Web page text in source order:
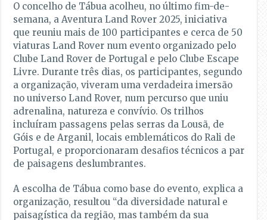
O concelho de Tábua acolheu, no último fim-de-
semana, a Aventura Land Rover 2025, iniciativa
que reuniu mais de 100 participantes e cerca de 50
viaturas Land Rover num evento organizado pelo
Clube Land Rover de Portugal e pelo Clube Escape
Livre. Durante três dias, os participantes, segundo
a organização, viveram uma verdadeira imersão
no universo Land Rover, num percurso que uniu
adrenalina, natureza e convívio. Os trilhos
incluíram passagens pelas serras da Lousã, de
Góis e de Arganil, locais emblemáticos do Rali de
Portugal, e proporcionaram desafios técnicos a par
de paisagens deslumbrantes.
A escolha de Tábua como base do evento, explica a
organização, resultou “da diversidade natural e
paisagística da região, mas também da sua